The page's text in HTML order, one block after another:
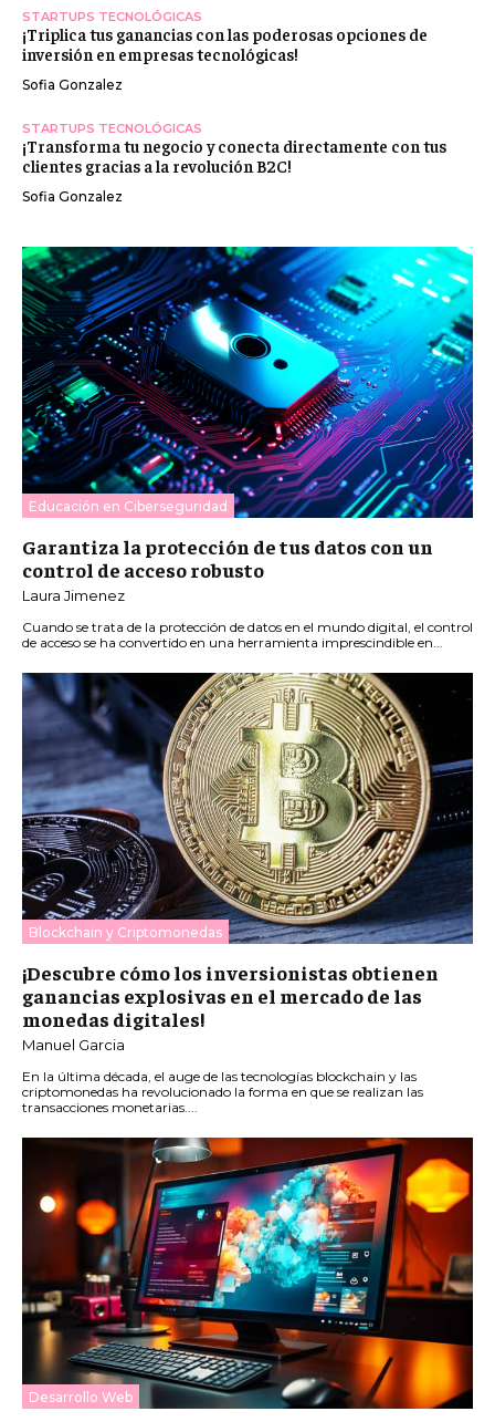
STARTUPS TECNOLÓGICAS
¡Triplica tus ganancias con las poderosas opciones de
inversión en empresas tecnológicas!
Sofia Gonzalez
STARTUPS TECNOLÓGICAS
¡Transforma tu negocio y conecta directamente con tus
clientes gracias a la revolución B2C!
Sofia Gonzalez
Educación en Ciberseguridad
Garantiza la protección de tus datos con un
control de acceso robusto
Laura Jimenez
Cuando se trata de la protección de datos en el mundo digital, el control
de acceso se ha convertido en una herramienta imprescindible en...
Blockchain y Criptomonedas
¡Descubre cómo los inversionistas obtienen
ganancias explosivas en el mercado de las
monedas digitales!
Manuel Garcia
En la última década, el auge de las tecnologías blockchain y las
criptomonedas ha revolucionado la forma en que se realizan las
transacciones monetarias....
Desarrollo Web